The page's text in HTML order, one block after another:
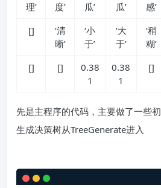
理’
度’
瓜’
瓜’
感’
[]
‘清
晰’
‘小
于’
‘大
于’
‘稍
糊’
[]
[]
0.38
1
0.38
1
[]
先是主程序的代码，主要做了一些
生成决策树从TreeGenerate进入